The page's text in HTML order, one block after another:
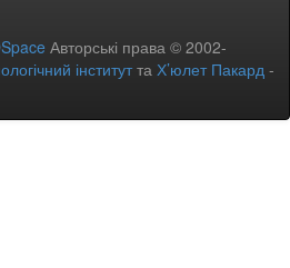
Авторські права © 2002-
інститутта Х’юлет Пакард -